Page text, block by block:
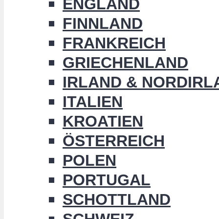
ENGLAND
FINNLAND
FRANKREICH
GRIECHENLAND
IRLAND &
ITALIEN
KROATIEN
ÖSTERREICH
POLEN
PORTUGAL
SCHOTTLAND